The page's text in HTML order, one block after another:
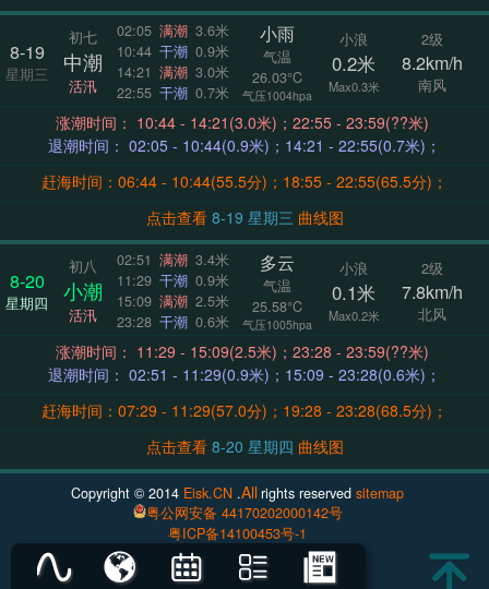
8-19
星期三
初七
中潮
活汛
02:05 满潮 3.6米
10:44 干潮 0.9米
14:21 满潮 3.0米
22:55 干潮 0.7米
小雨
气温
26.03°C
气压1004hpa
小浪
0.2米
Max0.3米
2级
8.2km/h
南风
涨潮时间： 10:44 - 14:21(3.0米)；22:55 - 23:59(??米)
退潮时间： 02:05 - 10:44(0.9米)；14:21 - 22:55(0.7米)；
赶海时间：06:44 - 10:44(55.5分)；18:55 - 22:55(65.5分)；
点击查看
8-19 星期三 曲线图
8-20
星期四
初八
小潮
活汛
02:51 满潮 3.4米
11:29 干潮 0.9米
15:09 满潮 2.5米
23:28 干潮 0.6米
多云
气温
25.58°C
气压1005hpa
小浪
0.1米
Max0.2米
2级
7.8km/h
北风
涨潮时间： 11:29 - 15:09(2.5米)；23:28 - 23:59(??米)
退潮时间： 02:51 - 11:29(0.9米)；15:09 - 23:28(0.6米)；
赶海时间：07:29 - 11:29(57.0分)；19:28 - 23:28(68.5分)；
点击查看
8-20 星期四 曲线图
Copyright © 2014 Eisk.CN .Allrights reservedsitemap
粤公网安备 44170202000142号
粤ICP备14100453号-1